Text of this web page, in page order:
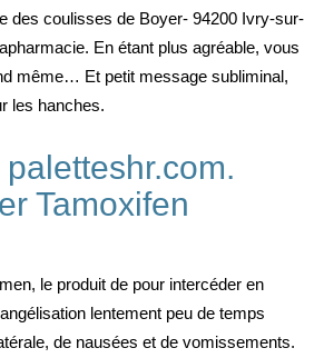
des coulisses de Boyer- 94200 Ivry-sur-
En étant plus agréable, vous
même… Et petit message subliminal,
les hanches.
Tamoxifen
le produit de pour intercéder en
lentement peu de temps
de nausées et de vomissements.